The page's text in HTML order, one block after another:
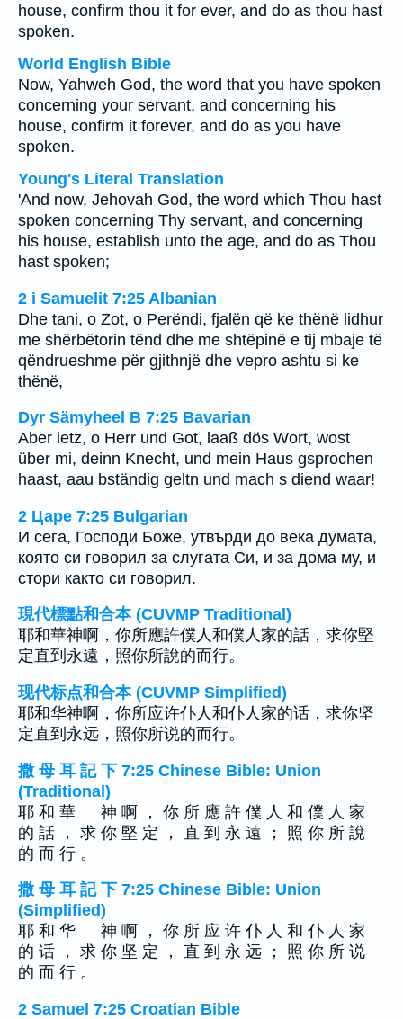
house, confirm thou it for ever, and do as thou hast
spoken.
World English Bible
Now, Yahweh God, the word that you have spoken
concerning your servant, and concerning his
house, confirm it forever, and do as you have
spoken.
Young's Literal Translation
'And now, Jehovah God, the word which Thou hast
spoken concerning Thy servant, and concerning
his house, establish unto the age, and do as Thou
hast spoken;
2 i Samuelit 7:25 Albanian
Dhe tani, o Zot, o Perëndi, fjalën që ke thënë lidhur
me shërbëtorin tënd dhe me shtëpinë e tij mbaje të
qëndrueshme për gjithnjë dhe vepro ashtu si ke
thënë,
Dyr Sämyheel B 7:25 Bavarian
Aber ietz, o Herr und Got, laaß dös Wort, wost
über mi, deinn Knecht, und mein Haus gsprochen
haast, aau bständig geltn und mach s diend waar!
2 Царе 7:25 Bulgarian
И сега, Господи Боже, утвърди до века думата,
която си говорил за слугата Си, и за дома му, и
стори както си говорил.
現代標點和合本 (CUVMP Traditional)
耶和華神啊，你所應許僕人和僕人家的話，求你堅
定直到永遠，照你所說的而行。
现代标点和合本 (CUVMP Simplified)
耶和华神啊，你所应许仆人和仆人家的话，求你坚
定直到永远，照你所说的而行。
撒 母 耳 記 下 7:25 Chinese Bible: Union
(Traditional)
耶 和 華 神 啊 ， 你 所 應 許 僕 人 和 僕 人 家
的 話 ， 求 你 堅 定 ， 直 到 永 遠 ； 照 你 所 說
的 而 行 。
撒 母 耳 記 下 7:25 Chinese Bible: Union
(Simplified)
耶 和 华 神 啊 ， 你 所 应 许 仆 人 和 仆 人 家
的 话 ， 求 你 坚 定 ， 直 到 永 远 ； 照 你 所 说
的 而 行 。
2 Samuel 7:25 Croatian Bible